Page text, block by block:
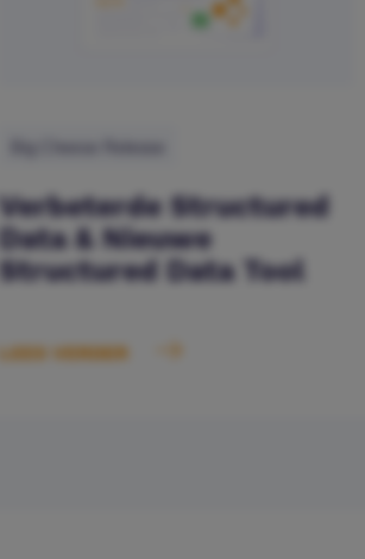
Verbeterde Structured
Data & Nieuwe
Structured Data Tool
LEES VERDER